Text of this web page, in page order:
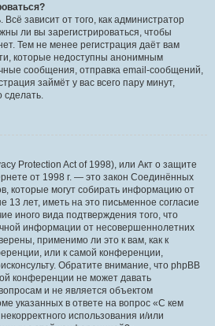
зависит от того, как администратор
ли вы зарегистрироваться, чтобы
Тем не менее регистрация даёт вам
которые недоступны анонимным
сообщения, отправка email-сообщений,
займёт у вас всего пару минут,
сделать.
Protection Act of 1998), или Акт о защите
от 1998 г. — это закон Соединённых
которые могут собирать информацию от
лет, иметь на это письменное согласие
иного вида подтверждения того, что
информации от несовершеннолетних
применимо ли это к вам, как к
или к самой конференции,
Обратите внимание, что phpBB
конференции не может давать
и не является объектом
указанных в ответе на вопрос «С кем
использования и/или